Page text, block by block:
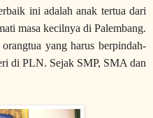
ini adalah anak tertua dari
masa kecilnya di Palembang.
yang harus berpindah-
di PLN. Sejak SMP, SMA dan